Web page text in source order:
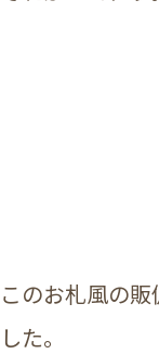
このお札風の
した。